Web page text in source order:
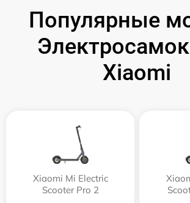
Популярные
Xiaomi
Xiaomi Mi Electric
Scooter Pro 2